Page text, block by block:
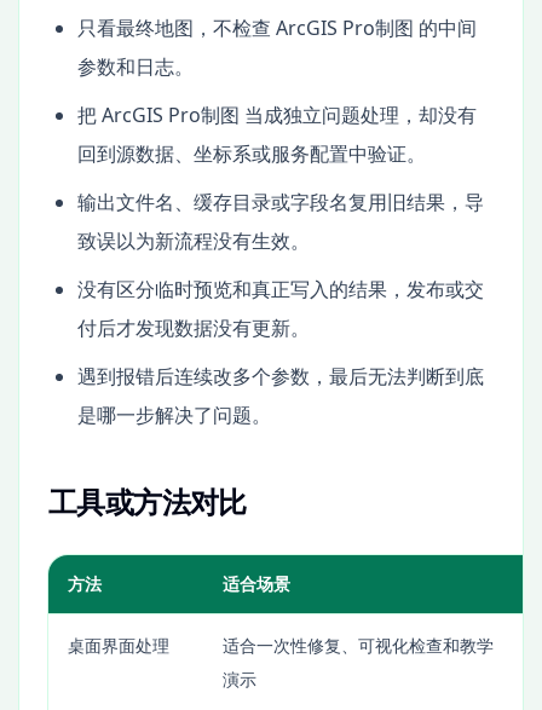
只看最终地图，不检查 ArcGIS Pro制图 的中间
参数和日志。
把 ArcGIS Pro制图 当成独立问题处理，却没有
回到源数据、坐标系或服务配置中验证。
输出文件名、缓存目录或字段名复用旧结果，导
致误以为新流程没有生效。
没有区分临时预览和真正写入的结果，发布或交
付后才发现数据没有更新。
遇到报错后连续改多个参数，最后无法判断到底
是哪一步解决了问题。
工具或方法对比
方法 适合场景
桌面界面处理
适合一次性修复、可视化检查和教学
演示